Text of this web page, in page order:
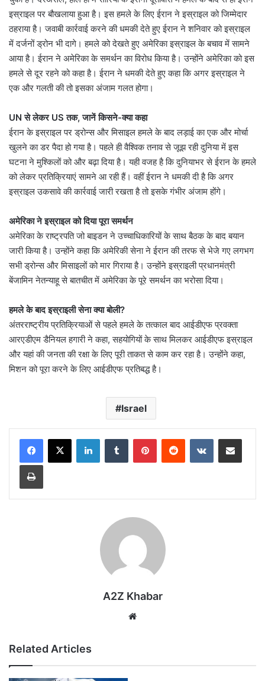
इस्राइल पर बौखलाया हुआ है। इस हमले के लिए ईरान ने इस्राइल को जिम्मेदार
ठहराया है। जवाबी कार्रवाई करने की धमकी देते हुए ईरान ने शनिवार को इस्राइल
में दर्जनों ड्रोन भी दागे। हमले को देखते हुए अमेरिका इस्राइल के बचाव में सामने
आया है। ईरान ने अमेरिका के समर्थन का विरोध किया है। उन्होंने अमेरिका को इस
हमले से दूर रहने को कहा है। ईरान ने धमकी देते हुए कहा कि अगर इस्राइल ने
एक और गलती की तो इसका अंजाम गलत होगा।
UN से लेकर US तक, जानें किसने-क्या कहा
ईरान के इस्राइल पर ड्रोन्स और मिसाइल हमले के बाद लड़ाई का एक और मोर्चा
खुलने का डर पैदा हो गया है। पहले ही वैश्विक तनाव से जूझ रही दुनिया में इस
घटना ने मुश्किलों को और बढ़ा दिया है। यही वजह है कि दुनियाभर से ईरान के हमले
को लेकर प्रतिक्रियाएं सामने आ रही हैं। वहीं ईरान ने धमकी दी है कि अगर
इस्राइल उकसावे की कार्रवाई जारी रखता है तो इसके गंभीर अंजाम होंगे।
अमेरिका ने इस्राइल को दिया पूरा समर्थन
अमेरिका के राष्ट्रपति जो बाइडन ने उच्चाधिकारियों के साथ बैठक के बाद बयान
जारी किया है। उन्होंने कहा कि अमेरिकी सेना ने ईरान की तरफ से भेजे गए लगभग
सभी ड्रोन्स और मिसाइलों को मार गिराया है। उन्होंने इस्राइली प्रधानमंत्री
बेंजामिन नेतन्याहू से बातचीत में अमेरिका के पूरे समर्थन का भरोसा दिया।
हमले के बाद इस्राइली सेना क्या बोली?
अंतरराष्ट्रीय प्रतिक्रियाओं से पहले हमले के तत्काल बाद आईडीएफ प्रवक्ता
आरएडीएम डैनियल हगारी ने कहा, सहयोगियों के साथ मिलकर आईडीएफ इस्राइल
और यहां की जनता की रक्षा के लिए पूरी ताकत से काम कर रहा है। उन्होंने कहा,
मिशन को पूरा करने के लिए आईडीएफ प्रतिबद्ध है।
Israel
LinkedInTumblr PinterestReddit VKontakteShare via Email
Print
A2Z Khabar
Related Articles